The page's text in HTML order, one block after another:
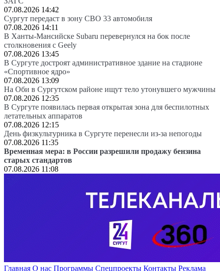
07.08.2026 14:42
Сургут передаст в зону СВО 33 автомобиля
07.08.2026 14:11
В Ханты-Мансийске Subaru перевернулся на бок после
столкновения с Geely
07.08.2026 13:45
В Сургуте достроят административное здание на стадионе
«Спортивное ядро»
07.08.2026 13:09
На Оби в Сургутском районе ищут тело утонувшего мужчины
07.08.2026 12:35
В Сургуте появилась первая открытая зона для беспилотных
летательных аппаратов
07.08.2026 12:15
День физкультурника в Сургуте перенесли из-за непогоды
07.08.2026 11:35
Временная мера: в России разрешили продажу бензина
старых стандартов
07.08.2026 11:08
Главная О нас Программы Спецпроекты Контакты Реклама